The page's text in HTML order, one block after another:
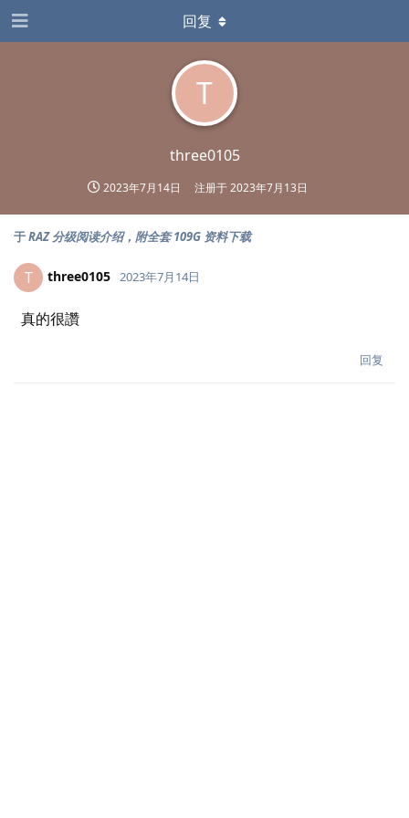
T
three0105
2023年7月14日 注册于2023年7月13日
回复
于RAZ 分级阅读介绍，附全套 109G 资料下载
T three0105 2023年7月14日
真的很讚
回复